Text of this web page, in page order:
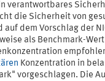
verantwortbares
die Sicherheit von
auf dem Vorschlag der
als Benchmark-
Konzentration in
vorgeschlagen. Die